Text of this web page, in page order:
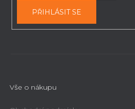
PŘIHLÁSIT SE
Vše o nákupu